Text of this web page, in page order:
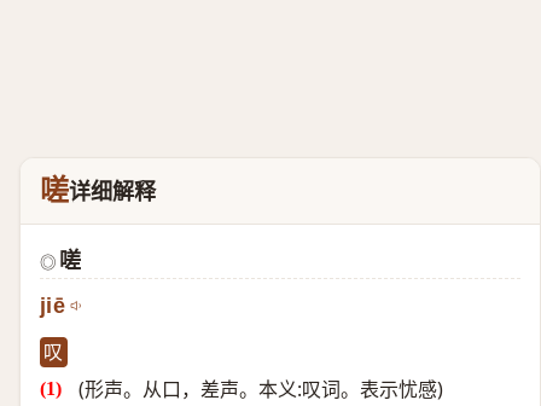
嗟详细解释
◎ 嗟
jiē
叹
(形声。从口，差声。本义:叹词。表示忧感)